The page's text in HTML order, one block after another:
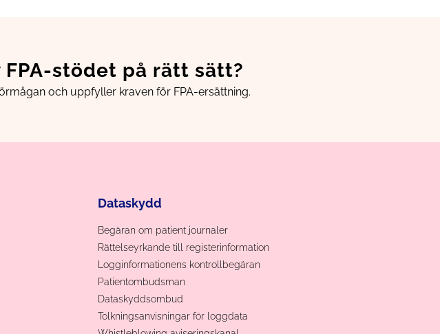
stödet på rätt sätt?
och uppfyller kraven för FPA-ersättning.
Dataskydd
Begäran om patient journaler
Rättelseyrkande till registerinformation
Logginformationens kontrollbegäran
Patientombudsman
Dataskyddsombud
Tolkningsanvisningar för loggdata